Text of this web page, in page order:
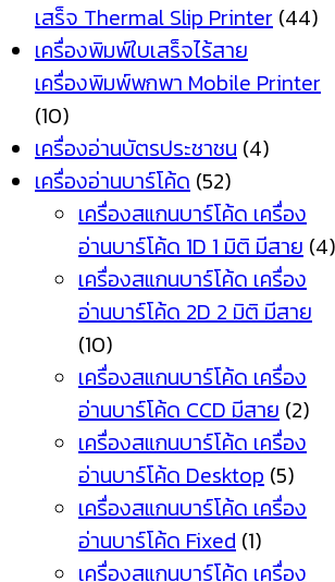
เสร็จ Thermal Slip Printer (44)
เครื่องพิมพ์ใบเสร็จไร้สาย
เครื่องพิมพ์พกพา Mobile Printer
(10)
เครื่องอ่านบัตรประชาชน (4)
เครื่องอ่านบาร์โค้ด (52)
เครื่องสแกนบาร์โค้ด เครื่อง
อ่านบาร์โค้ด 1D 1 มิติ มีสาย (4)
เครื่องสแกนบาร์โค้ด เครื่อง
อ่านบาร์โค้ด 2D 2 มิติ มีสาย
(10)
เครื่องสแกนบาร์โค้ด เครื่อง
อ่านบาร์โค้ด CCD มีสาย (2)
เครื่องสแกนบาร์โค้ด เครื่อง
อ่านบาร์โค้ด Desktop (5)
เครื่องสแกนบาร์โค้ด เครื่อง
อ่านบาร์โค้ด Fixed (1)
เครื่องสแกนบาร์โค้ด เครื่อง